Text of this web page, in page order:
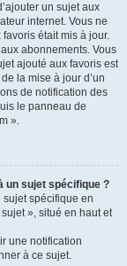
un sujet aux
internet. Vous ne
était mis à jour.
abonnements. Vous
ajouté aux favoris est
la mise à jour d’un
de notification des
le panneau de
».
un sujet spécifique ?
spécifique en
», situé en haut et
une notification
à ce sujet.